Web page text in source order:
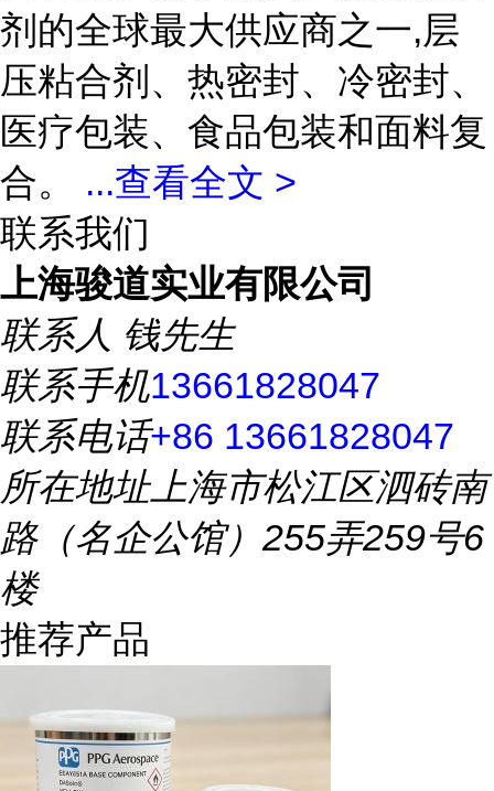
剂的全球最大供应商之一,层
压粘合剂、热密封、冷密封、
医疗包装、食品包装和面料复
合。 ...查看全文 >
联系我们
上海骏道实业有限公司
联系人 钱先生
联系手机13661828047
联系电话+86 13661828047
所在地址上海市松江区泗砖南
路（名企公馆）255弄259号6
楼
推荐产品